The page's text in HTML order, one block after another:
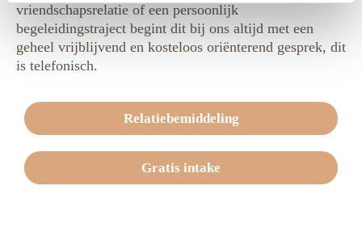
vriendschapsrelatie of een persoonlijk
begeleidingstraject begint dit bij ons altijd met een
geheel vrijblijvend en kosteloos oriënterend gesprek, dit
is telefonisch.
Relatiebemiddeling
Gratis intake